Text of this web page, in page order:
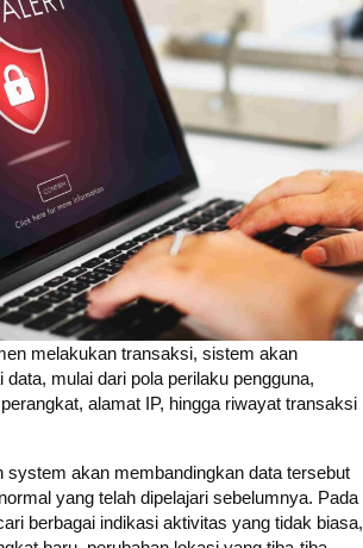
melakukan transaksi, sistem akan
data, mulai dari pola perilaku pengguna,
alamat IP, hingga riwayat transaksi
system akan membandingkan data tersebut
yang telah dipelajari sebelumnya. Pada
berbagai indikasi aktivitas yang tidak biasa,